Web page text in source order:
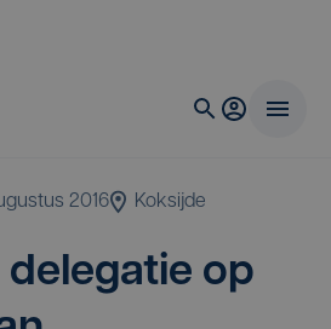
2016 Koksijde
dele­ga­tie op